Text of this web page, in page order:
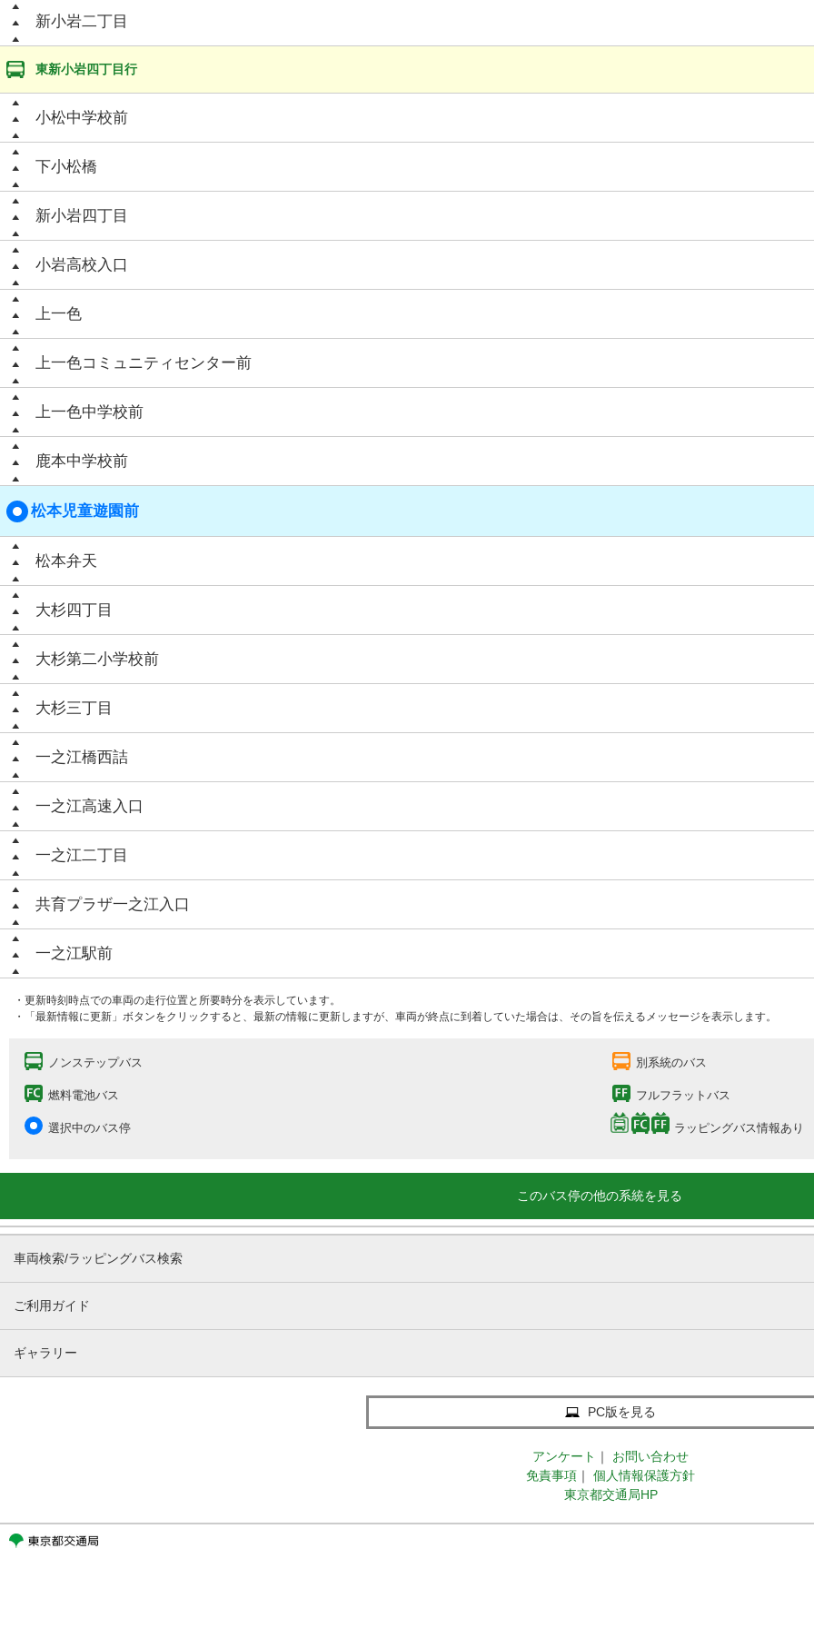
新小岩二丁目
東新小岩四丁目行
小松中学校前
下小松橋
新小岩四丁目
小岩高校入口
上一色
上一色コミュニティセンター前
上一色中学校前
鹿本中学校前
松本児童遊園前
松本弁天
大杉四丁目
大杉第二小学校前
大杉三丁目
一之江橋西詰
一之江高速入口
一之江二丁目
共育プラザ一之江入口
一之江駅前
・更新時刻時点での車両の走行位置と所要時分を表示しています。
・「最新情報に更新」ボタンをクリックすると、最新の情報に更新しますが、車両が終点に到着していた場合は、その旨を伝えるメッセージを表示します。
ノンステップバス 別系統のバス
燃料電池バス フルフラットバス
選択中のバス停 ラッピングバス情報あり
このバス停の他の系統を見る
車両検索/ラッピングバス検索
ご利用ガイド
ギャラリー
PC版を見る
アンケート ｜
お問い合わせ
免責事項 ｜
個人情報保護方針
東京都交通局HP